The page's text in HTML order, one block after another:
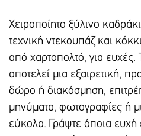
Χειροποίητο ξύλινο
τεχνική ντεκουπάζ και
από χαρτοπολτό, για
αποτελεί μια εξαιρετική,
δώρο ή διακόσμηση,
μηνύματα, φωτογραφίες ή
εύκολα. Γράψτε όποια ευχή